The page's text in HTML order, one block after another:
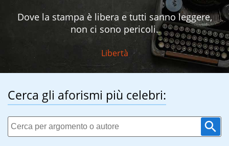
Dove la stampa è libera e tutti sanno leggere,
non ci sono pericoli.
Libertà
Cerca gli aforismi più celebri: